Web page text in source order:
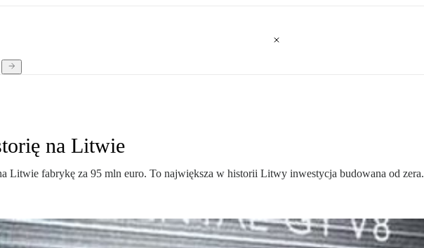
na Litwie
Litwie fabrykę za 95 mln euro. To największa w historii Litwy inwestycja budowana od zera.